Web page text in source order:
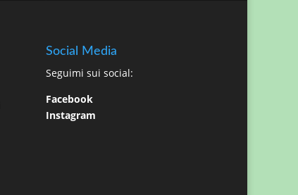
Social Media
Seguimi sui social:
Facebook
Instagram